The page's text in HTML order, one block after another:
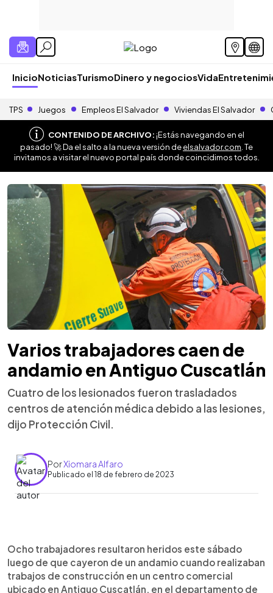
InicioNoticiasTurismoDinero y negociosVida
TPS Juegos Empleos El Salvador Viviendas El Salvador
CONTENIDO DE ARCHIVO:¡Estás navegando en el
pasado! 🚀 Da el salto a la nueva versión deelsalvador.com . Te
invitamos a visitar el nuevo portal país donde coincidimos todos.
Varios trabajadores caen de
andamio en Antiguo Cuscatlán
Cuatro de los lesionados fueron trasladados
centros de atención médica debido a las lesiones,
dijo Protección Civil.
PorXiomara Alfaro
Publicado el 18 de febrero de 2023
Escuchar artículo
Ocho trabajadores resultaron heridos este sábado
luego de que cayeron de un andamio cuando realizaban
trabajos de construcción en un centro comercial
ubicado en Antiguo Cuscatlán, en el departamento de